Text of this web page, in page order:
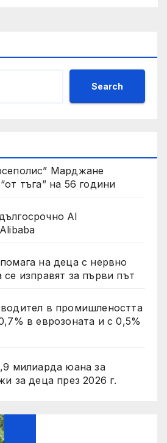
Search
Марджане
тъга” на 56 години
AI
на деца с нервно
се изправят за първи път
в промишлеността
в еврозоната и с 0,5%
милиарда юана за
за деца през 2026 г.